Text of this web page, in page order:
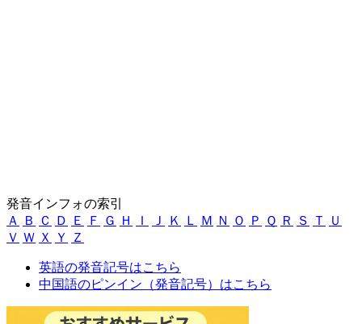
発音インフォの索引
Ａ
Ｂ Ｃ Ｄ Ｅ Ｆ Ｇ Ｈ Ｉ Ｊ Ｋ Ｌ Ｍ Ｎ Ｏ Ｐ Ｑ Ｒ Ｓ Ｔ
Ｕ
Ｖ Ｗ Ｘ Ｙ Ｚ
英語の発音記号はこちら
中国語のピンイン（発音記号）はこちら